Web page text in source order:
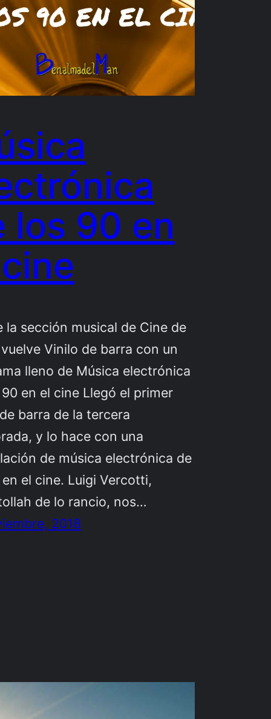
los 90 en
la sección musical de Cine de
Vinilo de barra con un
lleno de Música electrónica
en el cine Llegó el primer
barra de la tercera
y lo hace con una
de música electrónica de
el cine. Luigi Vercotti,
de lo rancio, nos…
2018